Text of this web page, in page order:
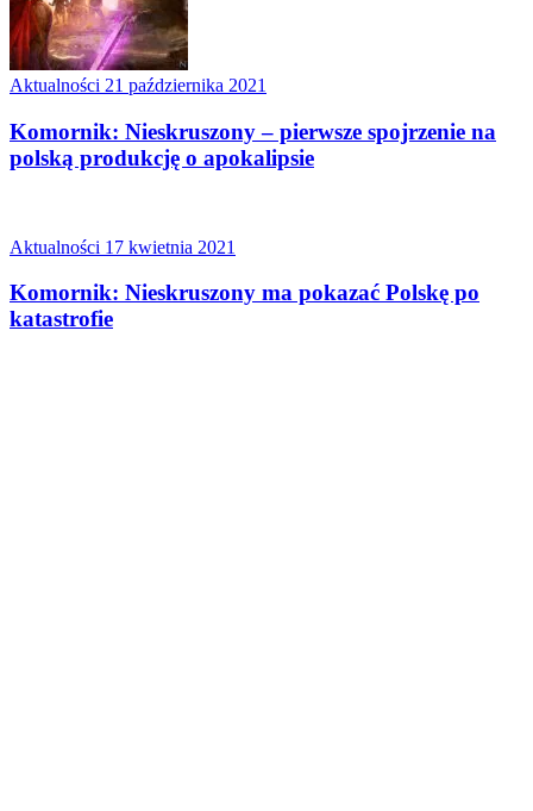
Aktualności 21 października 2021
Komornik: Nieskruszony – pierwsze spojrzenie na
polską produkcję o apokalipsie
Aktualności 17 kwietnia 2021
Komornik: Nieskruszony ma pokazać Polskę po
katastrofie